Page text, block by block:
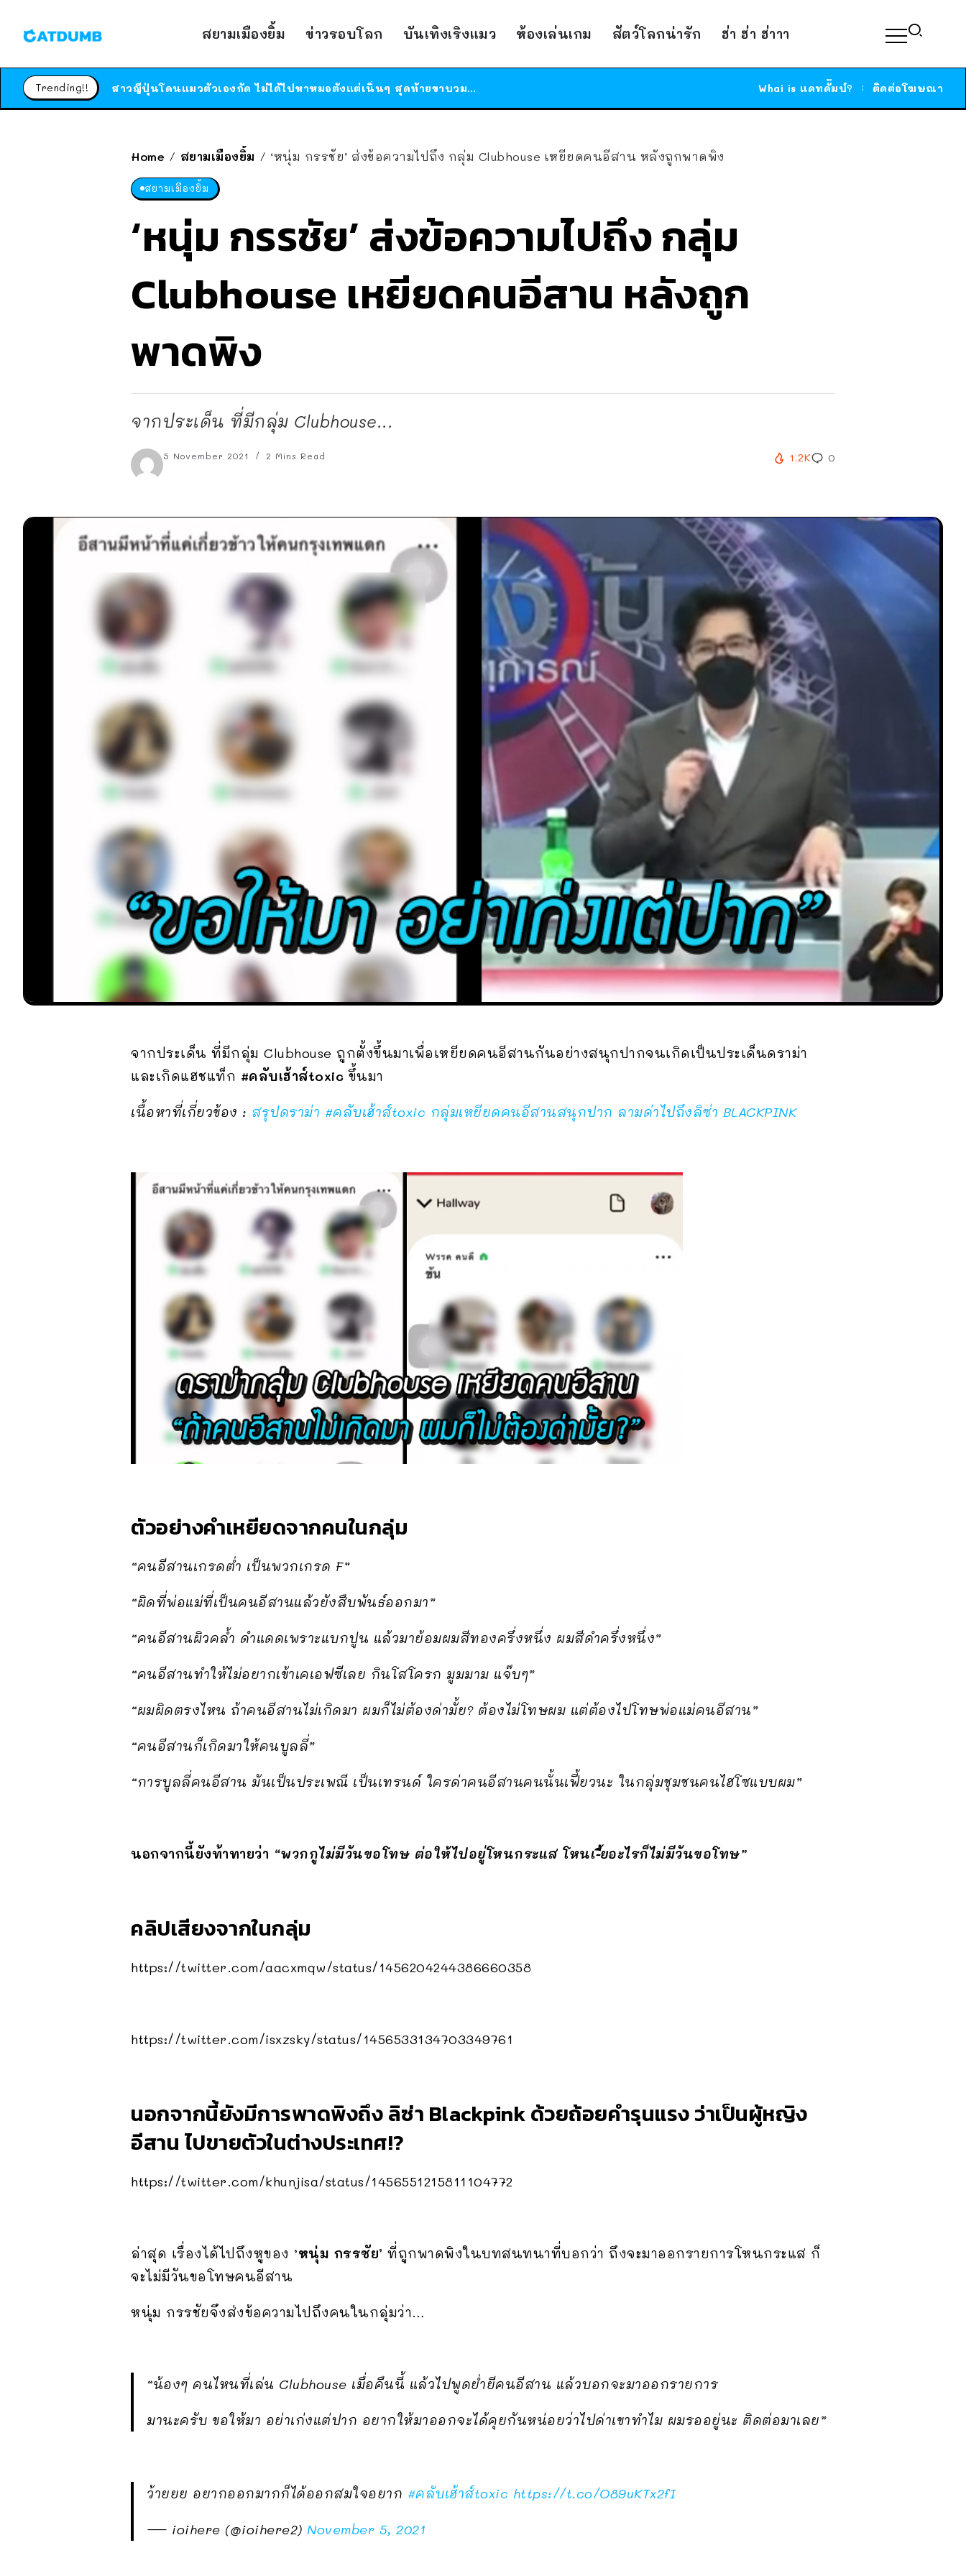
สยามเมืองยิ้ม ข่าวรอบโลก บันเทิงเริงแมว ห้องเล่นเกม สัตว์โลกน่ารัก ฮ่า ฮ่า ฮ่าาา
Trending!!
ร้านอาหารในนิวยอร์กประกาศปิดตัวลง หลังอยู่มานานกว่า 45 ปี ติดป้ายขอบคุณลูกค้าทุกคน แถมสูตรทำไวท์ซอสให้แบบจัดเต็ม
ได้เวลาเด็กหนวดรวมตัว RF Online Next เปิดให้เล่นแล้ว เกม Sci-Fi MMORPG ระดับตำนาน เล่นได้ทั้งมือถือและ PC Whai is แคทดั๊มบ์? ติดต่อโฆษณา
Home / สยามเมืองยิ้ม / ‘หนุ่ม กรรชัย’ ส่งข้อความไปถึง กลุ่ม Clubhouse เหยียดคนอีสาน หลังถูกพาดพิง
สยามเมืองยิ้ม
‘หนุ่ม กรรชัย’ ส่งข้อความไปถึง กลุ่ม
Clubhouse เหยียดคนอีสาน หลังถูก
พาดพิง
จากประเด็น ที่มีกลุ่ม Clubhouse...
5 November 2021 2 Mins Read 1.2K 0
จากประเด็น ที่มีกลุ่ม Clubhouse ถูกตั้งขึ้นมาเพื่อเหยียดคนอีสานกันอย่างสนุกปากจนเกิดเป็นประเด็นดราม่า
และเกิดแฮชแท็ก #คลับเฮ้าส์toxic ขึ้นมา
เนื้อหาที่เกี่ยวข้อง : สรุปดราม่า #คลับเฮ้าส์toxic กลุ่มเหยียดคนอีสานสนุกปาก ลามด่าไปถึงลิซ่า BLACKPINK
ตัวอย่างคำเหยียดจากคนในกลุ่ม
“คนอีสานเกรดต่ำ เป็นพวกเกรด F”
“ผิดที่พ่อแม่ที่เป็นคนอีสานแล้วยังสืบพันธ์ออกมา”
“คนอีสานผิวคล้ำ ดำแดดเพราะแบกปูน แล้วมาย้อมผมสีทองครึ่งหนึ่ง ผมสีดำครึ่งหนึ่ง”
“คนอีสานทำให้ไม่อยากเข้าเคเอฟซีเลย กินโสโครก มูมมาม แจ๊บๆ”
“ผมผิดตรงไหน ถ้าคนอีสานไม่เกิดมา ผมก็ไม่ต้องด่ามั้ย? ต้องไม่โทษผม แต่ต้องไปโทษพ่อแม่คนอีสาน”
“คนอีสานก็เกิดมาให้คนบูลลี่”
“การบูลลี่คนอีสาน มันเป็นประเพณี เป็นเทรนด์ ใครด่าคนอีสานคนนั้นเฟี้ยวนะ ในกลุ่มชุมชนคนไฮโซแบบผม”
นอกจากนี้ยังท้าทายว่า “พวกกูไม่มีวันขอโทษ ต่อให้ไปอยู่โหนกระแส โหนเ-ี้ยอะไรก็ไม่มีวันขอโทษ”
คลิปเสียงจากในกลุ่ม
https://twitter.com/aacxmqw/status/1456204244386660358
https://twitter.com/isxzsky/status/1456533134703349761
นอกจากนี้ยังมีการพาดพิงถึง ลิซ่า Blackpink ด้วยถ้อยคำรุนแรง ว่าเป็นผู้หญิง
อีสาน ไปขายตัวในต่างประเทศ!?
https://twitter.com/khunjisa/status/1456551215811104772
ล่าสุด เรื่องได้ไปถึงหูของ ‘หนุ่ม กรรชัย’ ที่ถูกพาดพิงในบทสนทนาที่บอกว่า ถึงจะมาออกรายการโหนกระแส ก็
จะไม่มีวันขอโทษคนอีสาน
หนุ่ม กรรชัยจึงส่งข้อความไปถึงคนในกลุ่มว่า…
“น้องๆ คนไหนที่เล่น Clubhouse เมื่อคืนนี้ แล้วไปพูดย่ำยีคนอีสาน แล้วบอกจะมาออกรายการ
มานะครับ ขอให้มา อย่าเก่งแต่ปาก อยากให้มาออกจะได้คุยกันหน่อยว่าไปด่าเขาทำไม ผมรออยู่นะ ติดต่อมาเลย”
ว้ายยย อยากออกมากก็ได้ออกสมใจอยาก #คลับเฮ้าส์toxic https://t.co/O89uKTx2fI
— ioihere (@ioihere2) November 5, 2021